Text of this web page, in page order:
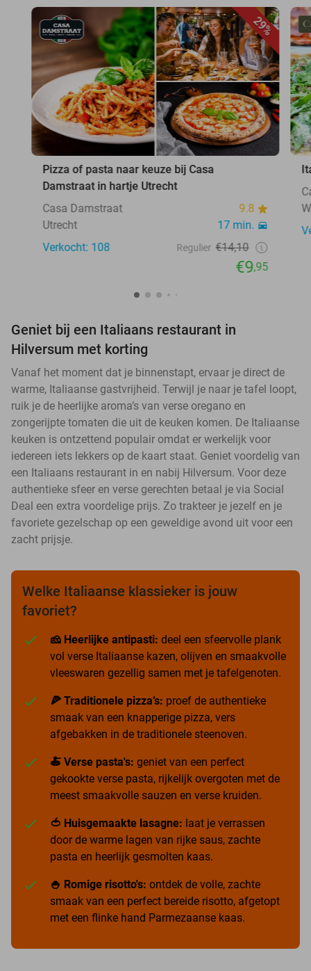
29%
Pizza of pasta naar keuze bij Casa
Damstraat in hartje Utrecht
Casa Damstraat
9.8
Utrecht
17 min.
Verkocht: 108
Regulier €14,10
€9,95
Geniet bij een Italiaans restaurant in
Hilversum met korting
Vanaf het moment dat je binnenstapt, ervaar je direct de
warme, Italiaanse gastvrijheid. Terwijl je naar je tafel loopt,
ruik je de heerlijke aroma’s van verse oregano en
zongerijpte tomaten die uit de keuken komen. De Italiaanse
keuken is ontzettend populair omdat er werkelijk voor
iedereen iets lekkers op de kaart staat. Geniet voordelig van
een Italiaans restaurant in en nabij Hilversum. Voor deze
authentieke sfeer en verse gerechten betaal je via Social
Deal een extra voordelige prijs. Zo trakteer je jezelf en je
favoriete gezelschap op een geweldige avond uit voor een
zacht prijsje.
Welke Italiaanse klassieker is jouw
favoriet?
🧀 Heerlijke antipasti: deel een sfeervolle plank
vol verse Italiaanse kazen, olijven en smaakvolle
vleeswaren gezellig samen met je tafelgenoten.
🍕 Traditionele pizza’s: proef de authentieke
smaak van een knapperige pizza, vers
afgebakken in de traditionele steenoven.
🍝 Verse pasta's: geniet van een perfect
gekookte verse pasta, rijkelijk overgoten met de
meest smaakvolle sauzen en verse kruiden.
🍅 Huisgemaakte lasagne: laat je verrassen
door de warme lagen van rijke saus, zachte
pasta en heerlijk gesmolten kaas.
🍚 Romige risotto's: ontdek de volle, zachte
smaak van een perfect bereide risotto, afgetopt
met een flinke hand Parmezaanse kaas.